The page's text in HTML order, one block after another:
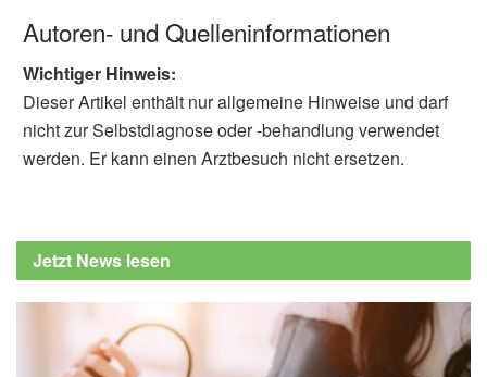
Autoren- und Quelleninformationen
Wichtiger Hinweis:
Dieser Artikel enthält nur allgemeine Hinweise und darf
nicht zur Selbstdiagnose oder -behandlung verwendet
werden. Er kann einen Arztbesuch nicht ersetzen.
Jetzt News lesen